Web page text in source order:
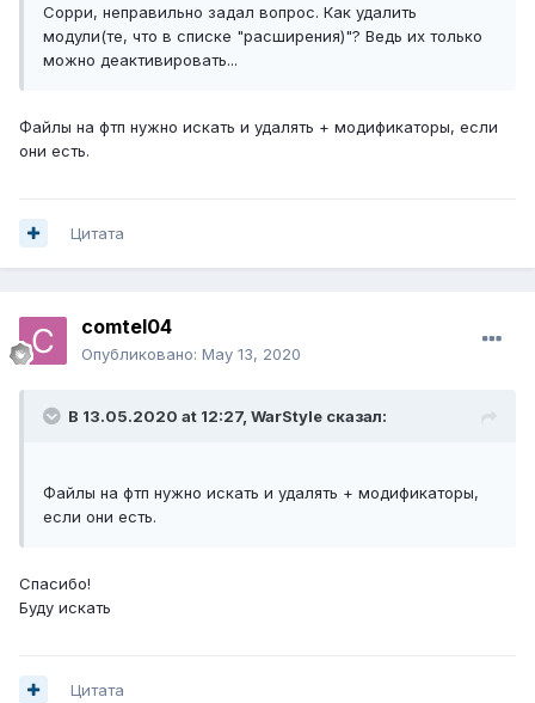
Сорри, неправильно задал вопрос. Как удалить
модули(те, что в списке "расширения)"? Ведь их только
можно деактивировать...
Файлы на фтп нужно искать и удалять + модификаторы, если
они есть.
Цитата
comtel04
Опубликовано: May 13, 2020
В 13.05.2020 at 12:27, WarStyle сказал:
Файлы на фтп нужно искать и удалять + модификаторы,
если они есть.
Спасибо!
Буду искать
Цитата